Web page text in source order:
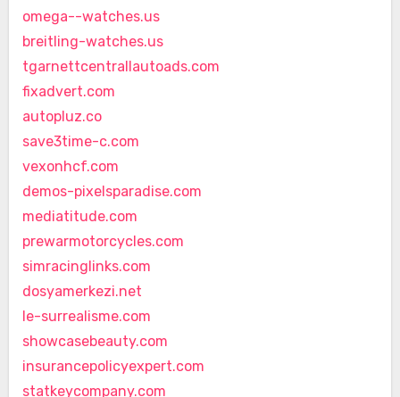
omega--watches.us
breitling-watches.us
tgarnettcentrallautoads.com
fixadvert.com
autopluz.co
save3time-c.com
vexonhcf.com
demos-pixelsparadise.com
mediatitude.com
prewarmotorcycles.com
simracinglinks.com
dosyamerkezi.net
le-surrealisme.com
showcasebeauty.com
insurancepolicyexpert.com
statkeycompany.com